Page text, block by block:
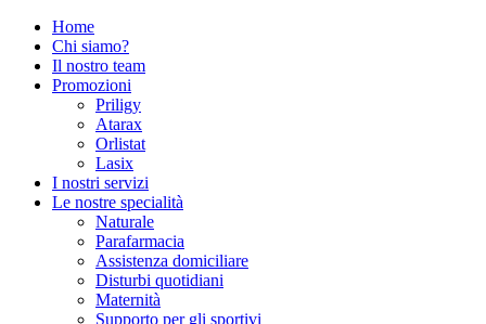
Home
Chi siamo?
Il nostro team
Promozioni
Priligy
Atarax
Orlistat
Lasix
I nostri servizi
Le nostre specialità
Naturale
Parafarmacia
Assistenza domiciliare
Disturbi quotidiani
Maternità
Supporto per gli sportivi